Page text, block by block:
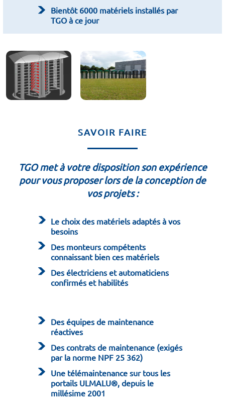
Bientôt 6000 matériels installés par
TGO à ce jour
SAVOIR FAIRE
TGO met à votre disposition son expérience
pour vous proposer lors de la conception de
vos projets :
Le choix des matériels adaptés à vos
besoins
Des monteurs compétents
connaissant bien ces matériels
Des électriciens et automaticiens
confirmés et habilités
Des équipes de maintenance
réactives
Des contrats de maintenance (exigés
par la norme NPF 25 362)
Une télémaintenance sur tous les
portails ULMALU®, depuis le
millésime 2001